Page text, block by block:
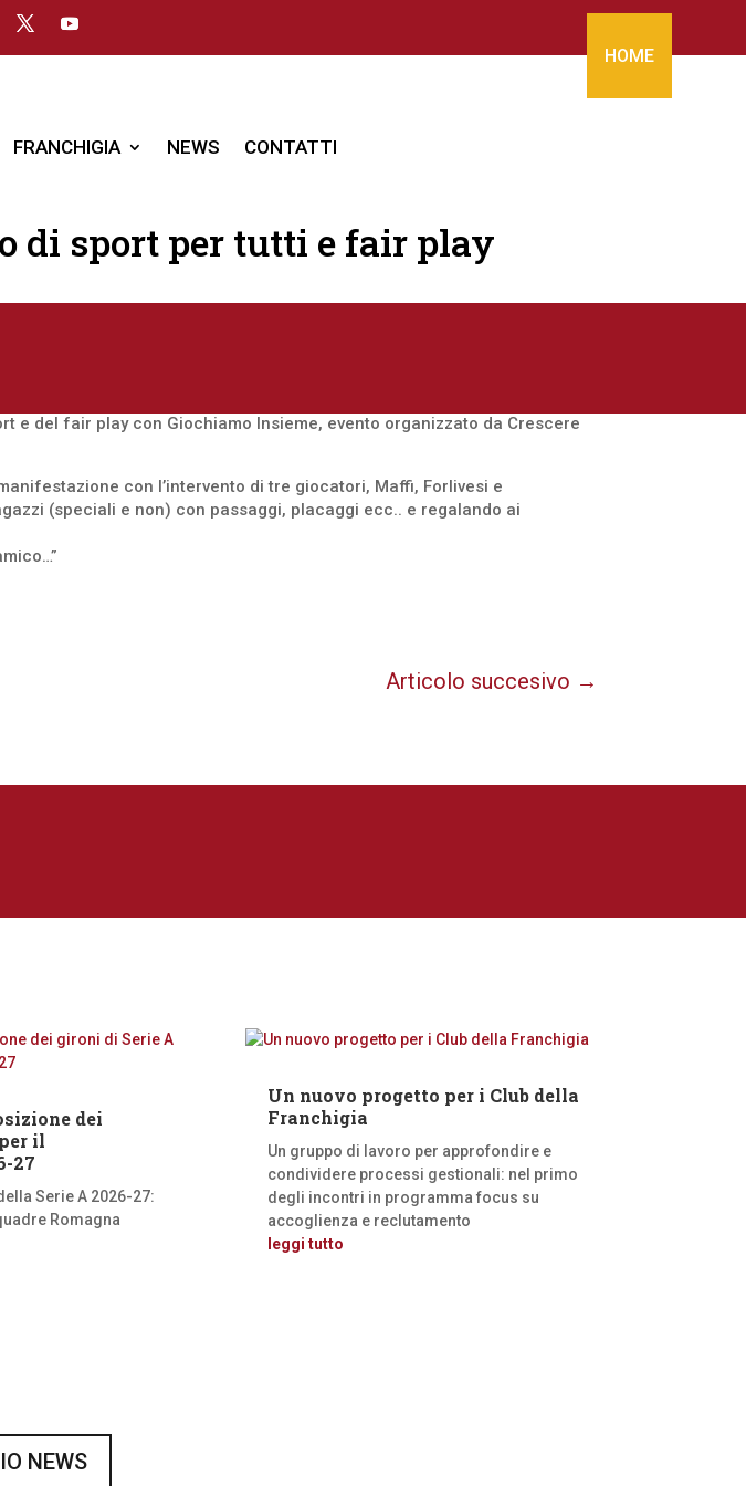
FRANCHIGIA NEWS CONTATTI
HOME
di sport per tutti e fair play
e del fair play con Giochiamo Insieme, evento organizzato da Crescere
con l’intervento di tre giocatori, Maffi, Forlivesi e
(speciali e non) con passaggi, placaggi ecc.. e regalando ai
Articolo succesivo →
dei
il
27
Serie A 2026-27:
Romagna
Un nuovo progetto per i Club della
Franchigia
Un gruppo di lavoro per approfondire e
condividere processi gestionali: nel primo
degli incontri in programma focus su
accoglienza e reclutamento
leggi tutto
NEWS